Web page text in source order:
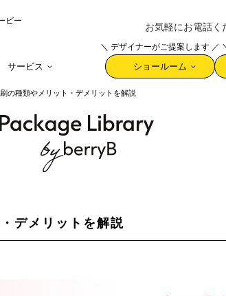
ビー
お気軽にお電話
サービス
＼ デザイナーがご提案します ／
ショールーム
の種類やメリット・デメリットを解説
デメリットを解説